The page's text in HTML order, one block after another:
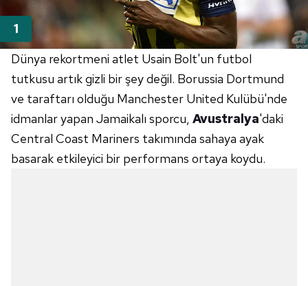
Dünya rekortmeni atlet Usain Bolt'un futbol
tutkusu artık gizli bir şey değil. Borussia Dortmund
ve taraftarı olduğu Manchester United Kulübü'nde
idmanlar yapan Jamaikalı sporcu, Avustralya'daki
Central Coast Mariners takımında sahaya ayak
basarak etkileyici bir performans ortaya koydu.